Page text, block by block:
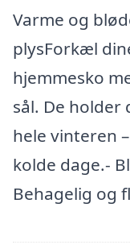
Varme og
plysForkæl
hjemmesko
sål. De
hele vinteren
kolde dage.-
Behagelig og